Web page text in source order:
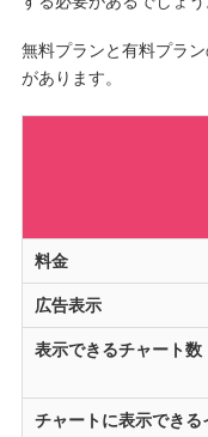
無料プランと有料プラ
があります。
料金
広告表示
表示できるチャート数
チャートに表示できる